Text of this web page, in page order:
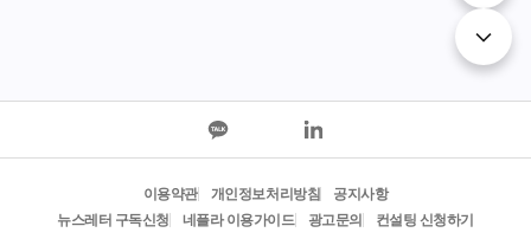
이용약관 개인정보처리방침
공지사항
뉴스레터 구독신청
네플라 이용가이드 광고문의 컨설팅 신청하기